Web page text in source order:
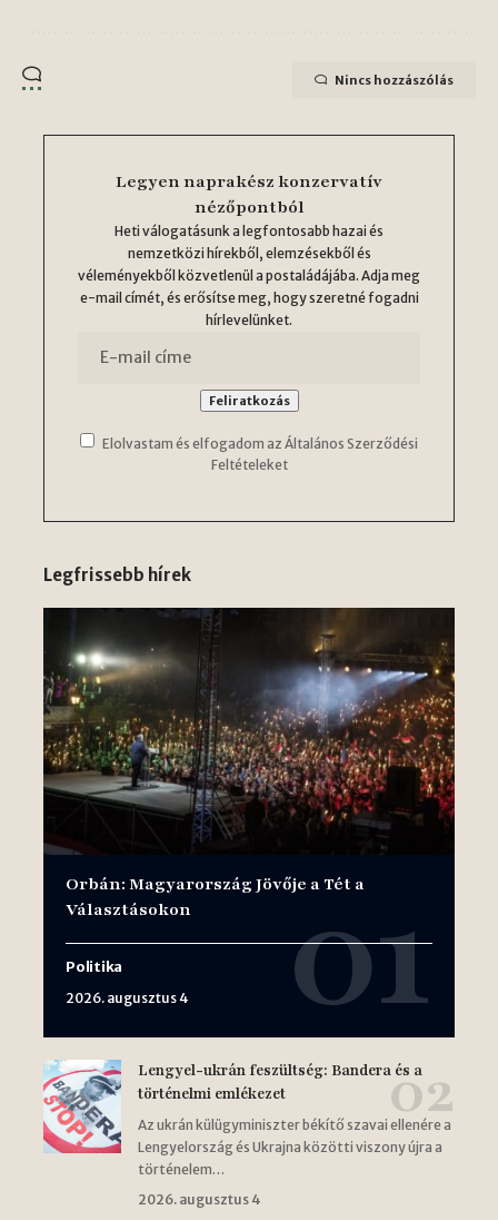
Nincs hozzászólás
Legyen naprakész konzervatív
nézőpontból
Heti válogatásunk a legfontosabb hazai és
nemzetközi hírekből, elemzésekből és
véleményekből közvetlenül a postaládájába. Adja meg
e-mail címét, és erősítse meg, hogy szeretné fogadni
hírlevelünket.
Elolvastam és elfogadom az Általános Szerződési
Feltételeket
Legfrissebb hírek
Orbán: Magyarország Jövője a Tét a
Választásokon
Politika
2026. augusztus 4
Lengyel-ukrán feszültség: Bandera és a
történelmi emlékezet
Az ukrán külügyminiszter békítő szavai ellenére a
Lengyelország és Ukrajna közötti viszony újra a
történelem…
2026. augusztus 4